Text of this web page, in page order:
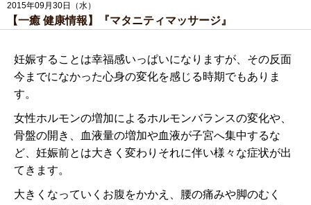
2015年09月30日（水）
【一癒 健康情報】『マタニティマッサージ』
妊娠することは幸福感いっぱいになりますが、その反面
今までになかった心身の変化を感じる時期でもありま
す。
女性ホルモンの増加によるホルモンバランスの変化や、
骨盤の開き、血液量の増加や血液が子宮へ集中するな
ど、妊娠前とは大きく変わりそれに伴い様々な症状が出
てきます。
大きくなっていくお腹をかかえ、腰の痛みや脚のむく